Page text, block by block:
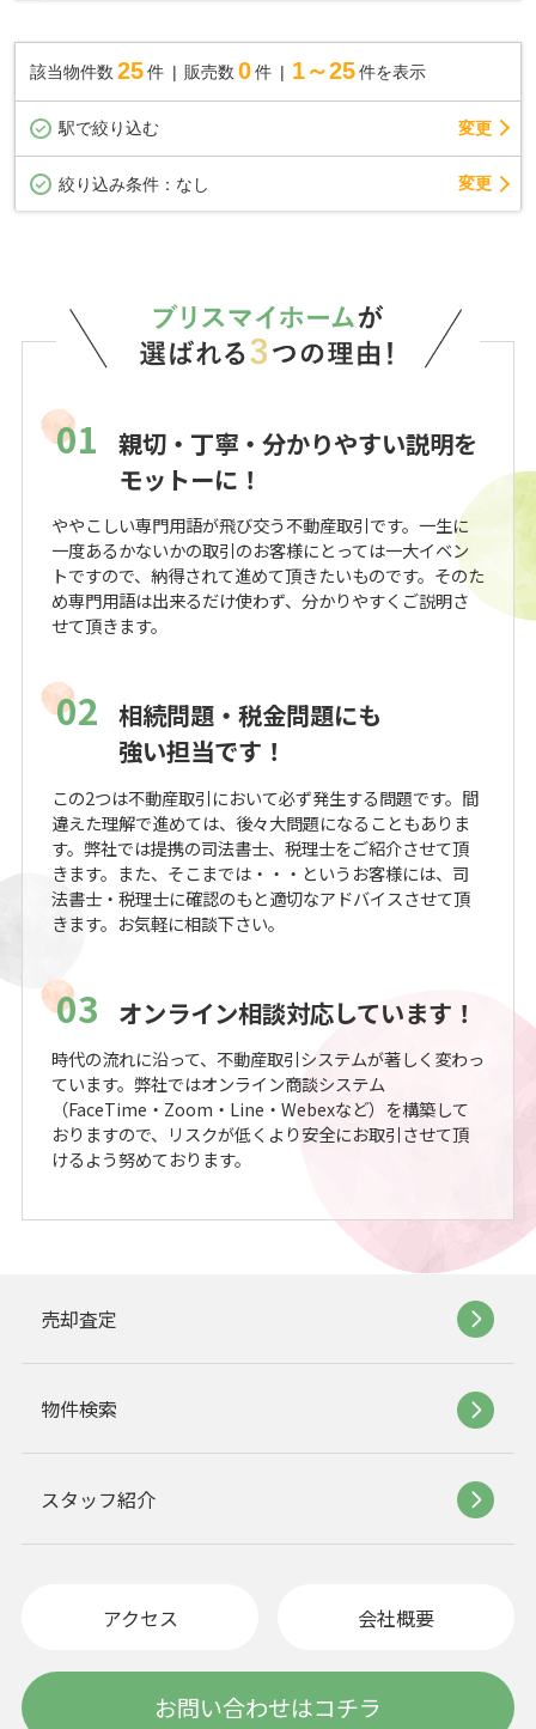
該当物件数 25件 販売数 0 件 1～25 件を表示
駅で絞り込む 変更
絞り込み条件： なし 変更
01
親切・丁寧・分かりやすい説明を
モットーに！
ややこしい専門用語が飛び交う不動産取引です。一生に
一度あるかないかの取引のお客様にとっては一大イベン
トですので、納得されて進めて頂きたいものです。そのた
め専門用語は出来るだけ使わず、分かりやすくご説明さ
せて頂きます。
02 相続問題・税金問題にも
強い担当です！
この2つは不動産取引において必ず発生する問題です。間
違えた理解で進めては、後々大問題になることもありま
す。弊社では提携の司法書士、税理士をご紹介させて頂
きます。また、そこまでは・・・というお客様には、司
法書士・税理士に確認のもと適切なアドバイスさせて頂
きます。お気軽に相談下さい。
03 オンライン相談対応しています！
時代の流れに沿って、不動産取引システムが著しく変わっ
ています。弊社ではオンライン商談システム
（FaceTime・Zoom・Line・Webexなど）を構築して
おりますので、リスクが低くより安全にお取引させて頂
けるよう努めております。
売却査定
物件検索
スタッフ紹介
アクセス 会社概要
お問い合わせはコチラ